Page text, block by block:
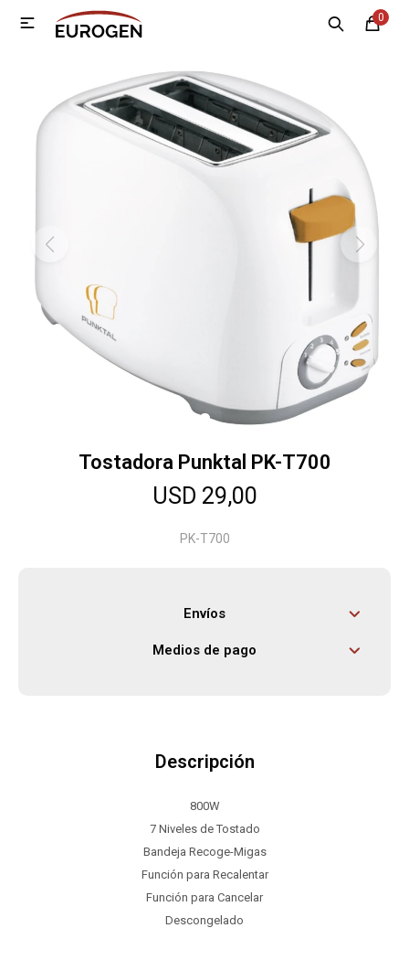
0

Tostadora Punktal PK-T700
USD 29,00
PK-T700
Envíos
Medios de pago
Descripción
800W
7 Niveles de Tostado
Bandeja Recoge-Migas
Función para Recalentar
Función para Cancelar
Descongelado
MI CUENTA
Nosotros Contacto
Motos
Herramientas